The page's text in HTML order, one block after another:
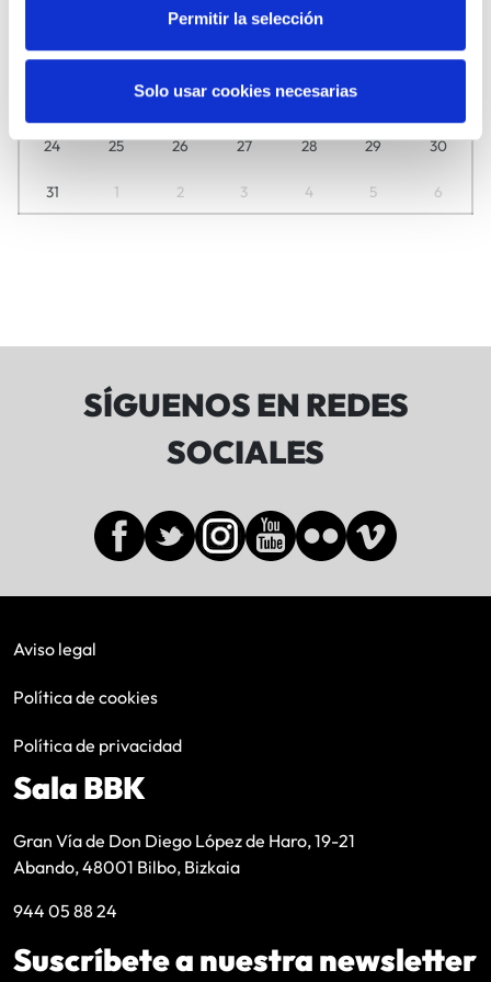
Permitir la selección
Solo usar cookies necesarias
5 7
10 11 12 13 14 15 16
19 20 21
24 25 26 27 28 29 30
31 1 2 3 4 5 6
SÍGUENOS EN REDES
SOCIALES
Aviso legal
Política de cookies
Política de privacidad
Sala BBK
Gran Vía de Don Diego López de Haro, 19-21
Abando, 48001 Bilbo, Bizkaia
944 05 88 24
Suscríbete a nuestra newsletter